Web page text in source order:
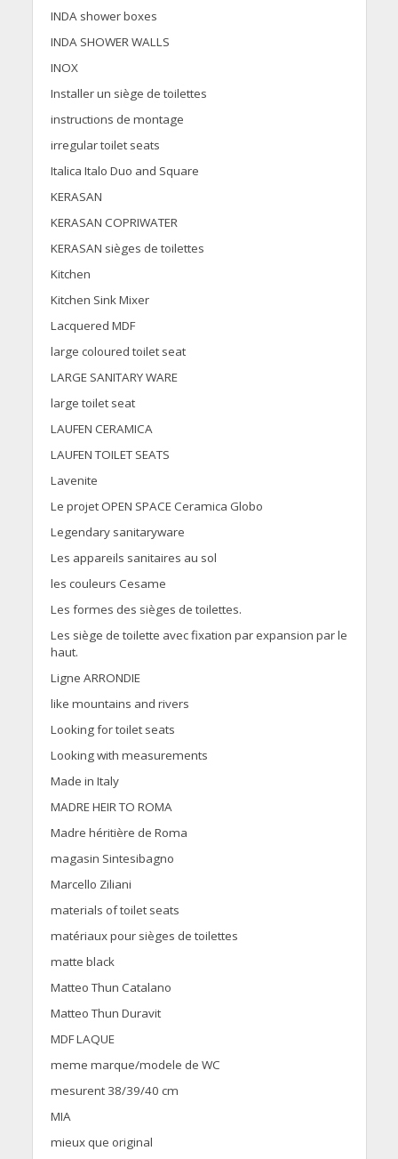
INDA shower boxes
INDA SHOWER WALLS
INOX
Installer un siège de toilettes
instructions de montage
irregular toilet seats
Italica Italo Duo and Square
KERASAN
KERASAN COPRIWATER
KERASAN sièges de toilettes
Kitchen
Kitchen Sink Mixer
Lacquered MDF
large coloured toilet seat
LARGE SANITARY WARE
large toilet seat
LAUFEN CERAMICA
LAUFEN TOILET SEATS
Lavenite
Le projet OPEN SPACE Ceramica Globo
Legendary sanitaryware
Les appareils sanitaires au sol
les couleurs Cesame
Les formes des sièges de toilettes.
Les siège de toilette avec fixation par expansion par le
haut.
Ligne ARRONDIE
like mountains and rivers
Looking for toilet seats
Looking with measurements
Made in Italy
MADRE HEIR TO ROMA
Madre héritière de Roma
magasin Sintesibagno
Marcello Ziliani
materials of toilet seats
matériaux pour sièges de toilettes
matte black
Matteo Thun Catalano
Matteo Thun Duravit
MDF LAQUE
meme marque/modele de WC
mesurent 38/39/40 cm
MIA
mieux que original